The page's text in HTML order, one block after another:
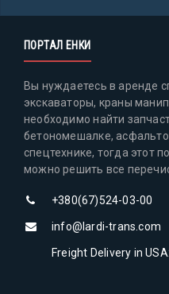
ПОРТАЛ ЕНКИ
Вы нуждаетесь в аренде
экскаваторы, краны
необходимо найти
бетономешалке,
спецтехнике, тогда этот
можно решить все
+380(67)524-03-00
info@lardi-trans.com
Freight Delivery in